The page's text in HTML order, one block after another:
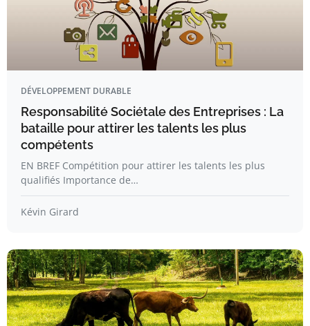
DÉVELOPPEMENT DURABLE
Responsabilité Sociétale des Entreprises : La
bataille pour attirer les talents les plus
compétents
EN BREF Compétition pour attirer les talents les plus
qualifiés Importance de…
Kévin Girard